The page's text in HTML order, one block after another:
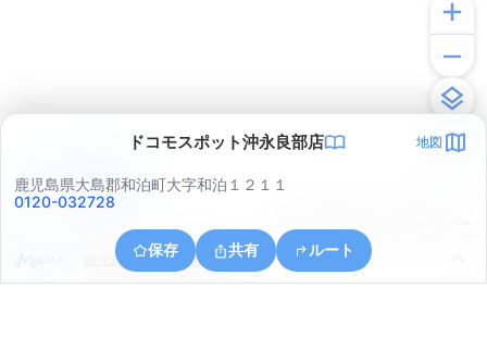
ドコモスポット沖永良部店 地図
鹿児島県大島郡和泊町大字和泊１２１１
0120-032728
保存 共有 ルート
鹿児島県大島郡和泊町根折
アプリで見る